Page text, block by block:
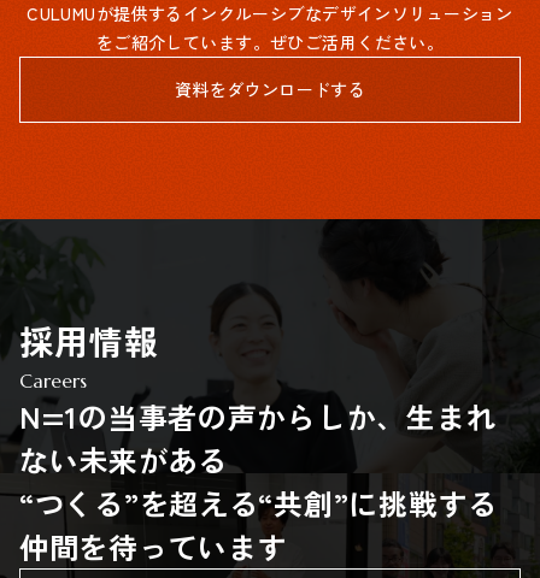
CULUMUが提供するインクルーシブなデザインソリューション
をご紹介しています。ぜひご活用ください。
資料をダウンロードする
採用情報
Careers
N=1の当事者の声からしか、生まれ
ない未来がある
“つくる”を超える“共創”に挑戦する
仲間を待っています